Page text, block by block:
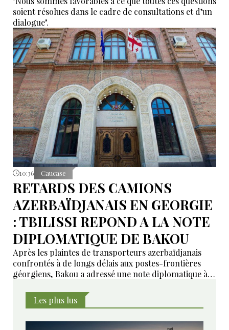
soient résolues dans le cadre de consultations et d’un
dialogue".
10:36 Caucase
RETARDS DES CAMIONS
AZERBAÏDJANAIS EN GEORGIE
: TBILISSI REPOND A LA NOTE
DIPLOMATIQUE DE BAKOU
Après les plaintes de transporteurs azerbaïdjanais
confrontés à de longs délais aux postes-frontières
géorgiens, Bakou a adressé une note diplomatique à
affirme avoir transmis la demande aux autorités
compétentes et annoncé des mesures pour examiner
Les plus lus